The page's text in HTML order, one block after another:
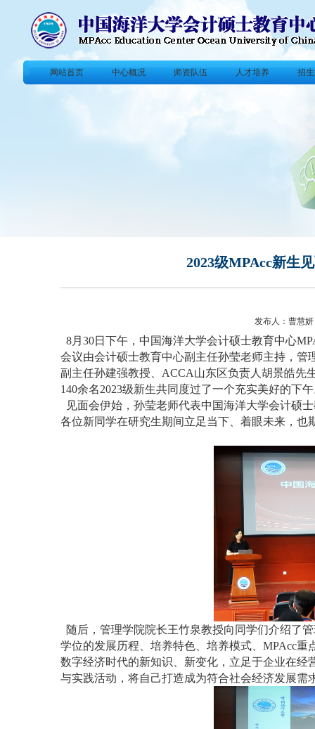
网站首页 中心概况 师资队伍 人才培养 招
2023级MPAcc新生
发布人：曹慧
8月30日下午，中国海洋大学会计硕士教育中心
会议由会计硕士教育中心副主任孙莹老师主持，
副主任孙建强教授、ACCA山东区负责人胡景皓先
140余名2023级新生共同度过了一个充实美好的下
见面会伊始，孙莹老师代表中国海洋大学会计硕
各位新同学在研究生期间立足当下、着眼未来，
随后，管理学院院长王竹泉教授向同学们介绍了
学位的发展历程、培养特色、培养模式、MPAcc
数字经济时代的新知识、新变化，立足于企业在
与实践活动，将自己打造成为符合社会经济发展需